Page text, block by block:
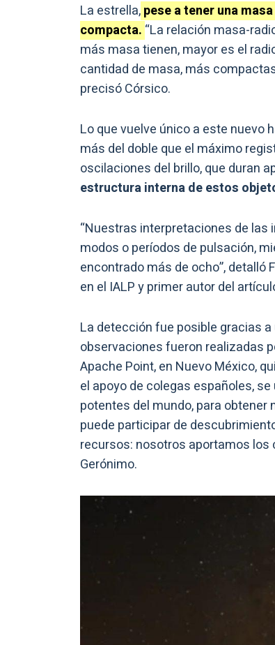
La estrella,pese a tener una
compacta. “La relación masa-
más masa tienen, mayor es el
cantidad de masa, más
precisó Córsico.
Lo que vuelve único a este nuevo
más del doble que el máximo
oscilaciones del brillo, que duran
estructura interna de estos
“Nuestras interpretaciones de
modos o períodos de pulsación,
encontrado más de ocho”, detalló
en el IALP y primer autor del
La detección fue posible gracias a
observaciones fueron realizadas
Apache Point, en Nuevo México,
el apoyo de colegas españoles,
potentes del mundo, para obtener
puede participar de
recursos: nosotros aportamos los
Gerónimo.